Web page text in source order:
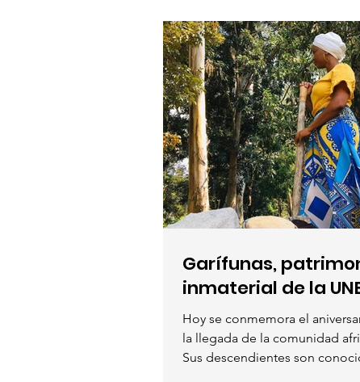
Garífunas,
inmaterial de la
Hoy se conmemora el
la llegada de la comunidad
Sus descendientes son